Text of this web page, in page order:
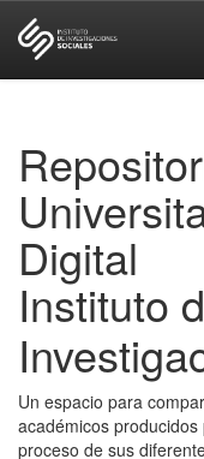
Digital
Instituto
Un espacio para
académicos
proceso de sus